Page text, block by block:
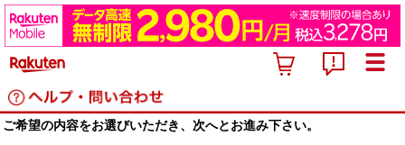
ご希望の内容をお選びいただき、次へとお進み下さい。